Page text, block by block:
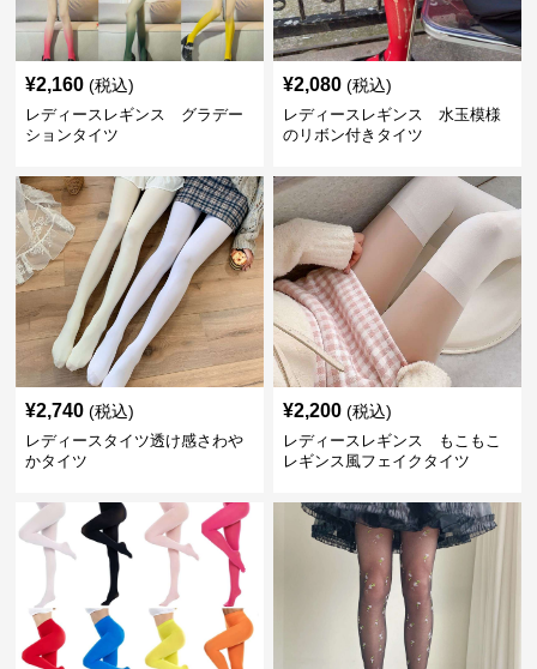
¥2,160 (税込)
レディースレギンス グラデー
ションタイツ
¥2,080 (税込)
レディースレギンス 水玉模様
のリボン付きタイツ
¥2,740 (税込)
レディースタイツ透け感さわや
かタイツ
¥2,200 (税込)
レディースレギンス もこもこ
レギンス風フェイクタイツ